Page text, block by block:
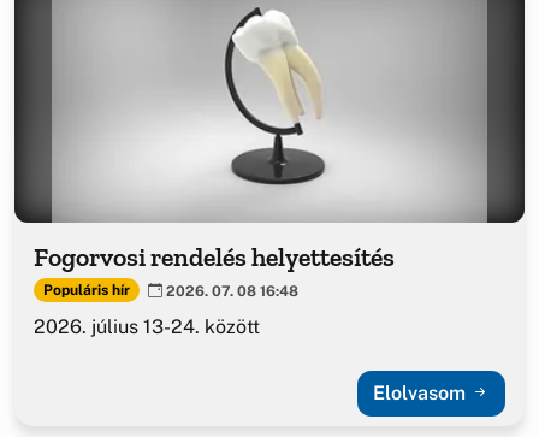
Fogorvosi rendelés helyettesítés
Populáris hír 2026. 07. 08 16:48
2026. július 13-24. között
Elolvasom